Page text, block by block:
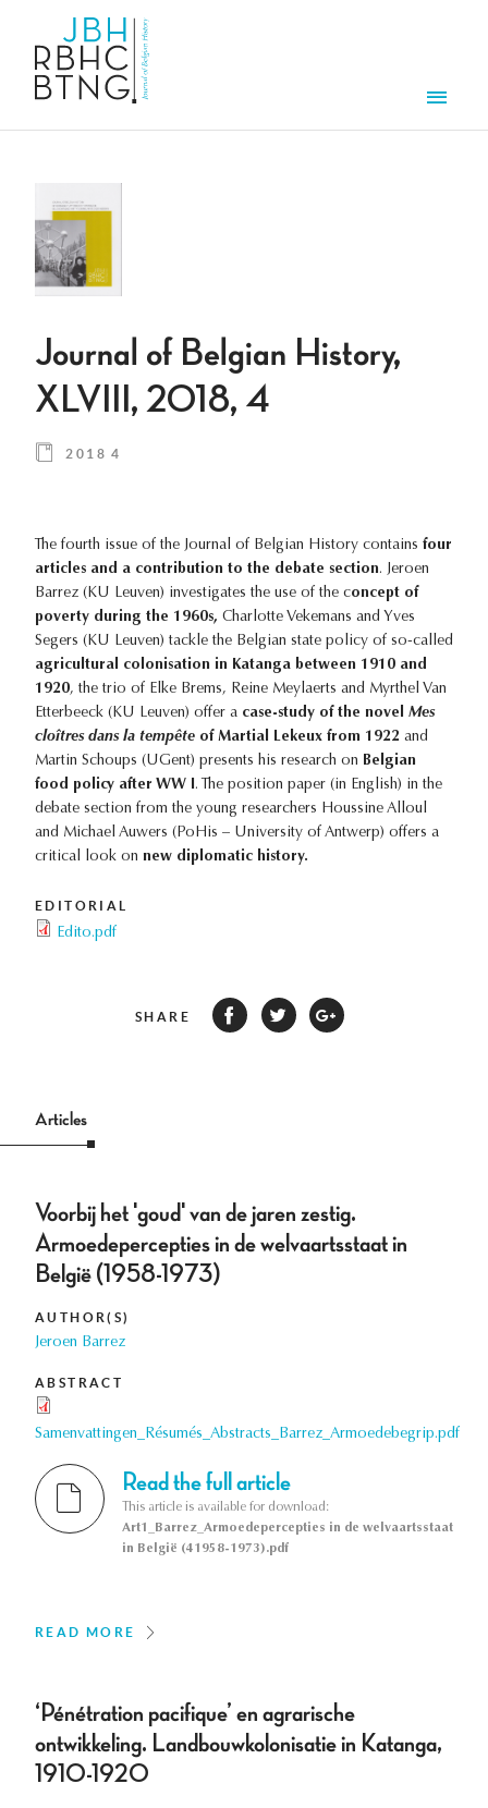
Journal of Belgian History,
XLVIII, 2018, 4
2018 4
The fourth issue of the Journal of Belgian History contains four
articles and a contribution to the debate section. Jeroen
Barrez (KU Leuven) investigates the use of the concept of
poverty during the 1960s, Charlotte Vekemans and Yves
Segers (KU Leuven) tackle the Belgian state policy of so-called
agricultural colonisation in Katanga between 1910 and
1920, the trio of Elke Brems, Reine Meylaerts and Myrthel Van
Etterbeeck (KU Leuven) offer a case-study of the novel Mes
cloîtres dans la tempête of Martial Lekeux from 1922 and
Martin Schoups (UGent) presents his research on Belgian
food policy after WW I. The position paper (in English) in the
debate section from the young researchers Houssine Alloul
and Michael Auwers (PoHis – University of Antwerp) offers a
critical look on new diplomatic history.
EDITORIAL
Edito.pdf
SHARE
Articles
Voorbij het 'goud' van de jaren zestig.
Armoedepercepties in de welvaartsstaat in
België (1958-1973)
AUTHOR(S)
Jeroen Barrez
ABSTRACT
Samenvattingen_Résumés_Abstracts_Barrez_Armoedebegrip.pdf
Read the full article
This article is available for download:
Art1_Barrez_Armoedepercepties in de welvaartsstaat
in België (41958-1973).pdf
READ MORE
‘Pénétration pacifique’ en agrarische
ontwikkeling. Landbouwkolonisatie in Katanga,
1910-1920